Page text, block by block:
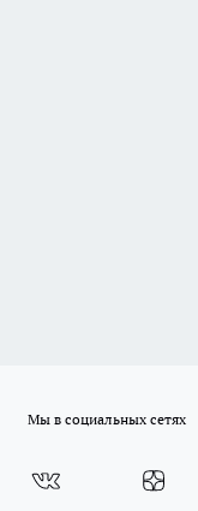
Мы в социальных сетях